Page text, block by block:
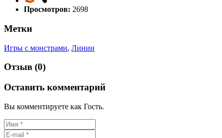
Просмотров: 2698
Метки
Игры с монстрами, Линии
Отзыв (0)
Оставить комментарий
Вы комментируете как Гость.